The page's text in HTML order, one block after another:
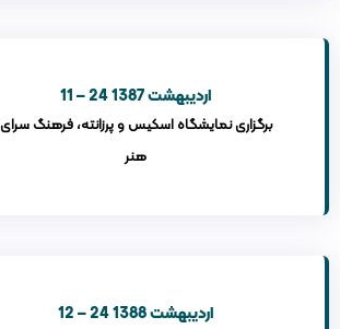
11 – 24 اردیبهشت 1387
برگزاری نمایشگاه اسکیس و پرزانته، فرهنگ سرای
هنر
12 – 24 اردیبهشت 1388